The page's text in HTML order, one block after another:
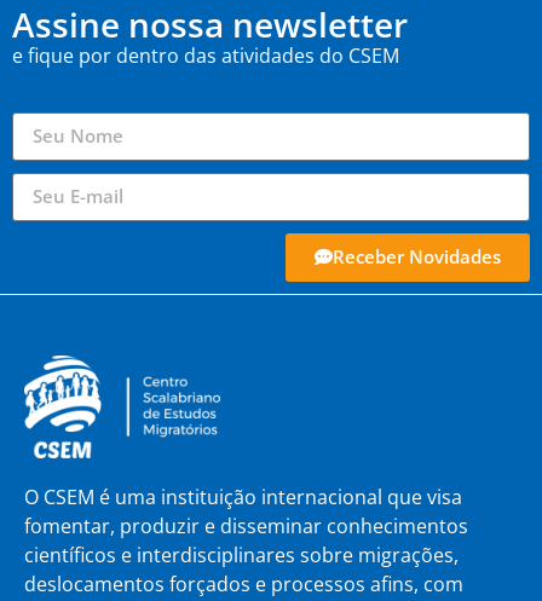
Assine nossa newsletter
e fique por dentro das atividades do CSEM
Receber Novidades
O CSEM é uma instituição internacional que visa
fomentar, produzir e disseminar conhecimentos
científicos e interdisciplinares sobre migrações,
deslocamentos forçados e processos afins, com